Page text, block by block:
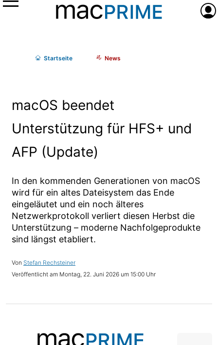
Menü
Startseite News
macOS beendet
Unterstützung für HFS+ und
AFP (Update)
In den kommenden Generationen von macOS
wird für ein altes Dateisystem das Ende
eingeläutet und ein noch älteres
Netzwerkprotokoll verliert diesen Herbst die
Unterstützung – moderne Nachfolgeprodukte
sind längst etabliert.
Stefan Rechsteiner
Montag, 22. Juni 2026 um 15:00 Uhr